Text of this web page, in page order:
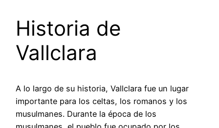
Historia de
Vallclara
A lo largo de su historia, Vallclara fue un lugar
importante para los celtas, los romanos y los
musulmanes. Durante la época de los